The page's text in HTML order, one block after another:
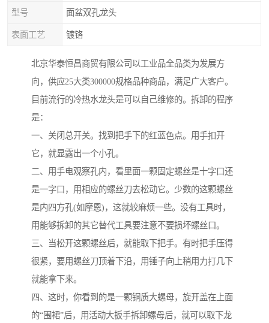
型号 面盆双孔龙头
表面工艺 镀铬
北京华泰恒昌商贸有限公司以工业品全品类为发展方
向，供应25大类300000规格品种商品，满足广大客户。
目前流行的冷热水龙头是可以自己维修的。拆卸的程序
是：
一、关闭总开关。找到把手下的红蓝色点。用手扣开
它，就显露出一个小孔。
二、用手电观察孔内，看里面一颗固定螺丝是十字口还
是一字口，用相应的螺丝刀去松动它。少数的这颗螺丝
是内四方孔(如摩恩)，这就较麻烦一些。没有工具时，
用能够拆卸的其它替代工具要注意不要损坏螺丝口。
三、当松开这颗螺丝后，就能取下把手。有时把手压得
很紧，要用螺丝刀顶着下沿，用锤子向上稍用力打几下
就能拿下来。
四、这时，你看到的是一颗铜质大螺母，旋开盖在上面
的“围裙”后，用活动大扳手拆卸螺母后，就可以取下龙